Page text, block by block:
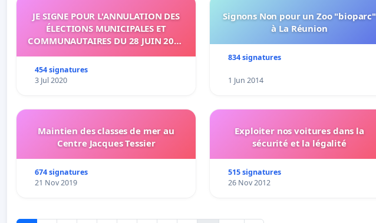
JE SIGNE POUR L'ANNULATION DES
ÉLECTIONS MUNICIPALES ET
COMMUNAUTAIRES DU 28 JUIN 2020
454 signatures
3 Jul 2020
Signons Non pour un Zoo "bioparc"
à La Réunion
834 signatures
1 Jun 2014
Maintien des classes de mer au
Centre Jacques Tessier
674 signatures
21 Nov 2019
Exploiter nos voitures dans la
sécurité et la légalité
515 signatures
26 Nov 2012